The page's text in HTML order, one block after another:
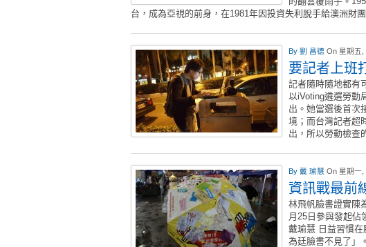
台，成為亞視的前身，在1981年因投資失利脫手給澳洲財團
By 劉 昌德 On 星期五,
要記者上班
記者隨時隨地都有
以iVoting遴選勞動
出。她當選後首次
境；而台灣記者超
出，所以勞動檢查
By 戴 瑜慧 On 星期一,
資訊戰最前
林飛帆臉書證實陳
月25日參與發起佔
戴瑜慧 日益習慣
為廷臉書不見了」